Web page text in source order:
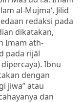
al-Mujma‘, Jilid
redaksi pada
Imam ath-
pada rijāl
Ibnu
dengan
dan